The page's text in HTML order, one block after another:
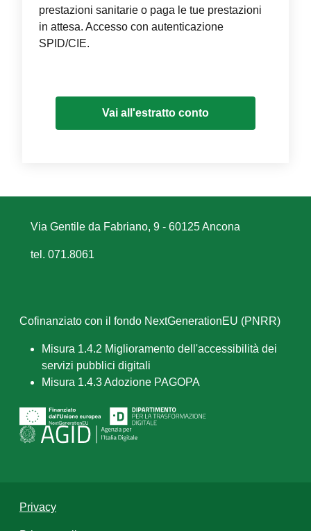
prestazioni sanitarie o paga le tue prestazioni
in attesa. Accesso con autenticazione
SPID/CIE.
Vai all'estratto conto
Via Gentile da Fabriano, 9 - 60125 Ancona
tel. 071.8061
Cofinanziato con il fondo NextGenerationEU (PNRR)
Misura 1.4.2 Miglioramento dell'accessibilità dei
servizi pubblici digitali
Misura 1.4.3 Adozione PAGOPA
Privacy